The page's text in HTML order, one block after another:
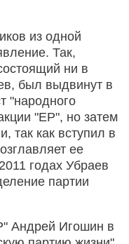
из одной
Так,
ни в
был выдвинут в
"народного
"ЕР", но затем
так как вступил в
ее
годах Убраев
партии
Андрей Игошин в